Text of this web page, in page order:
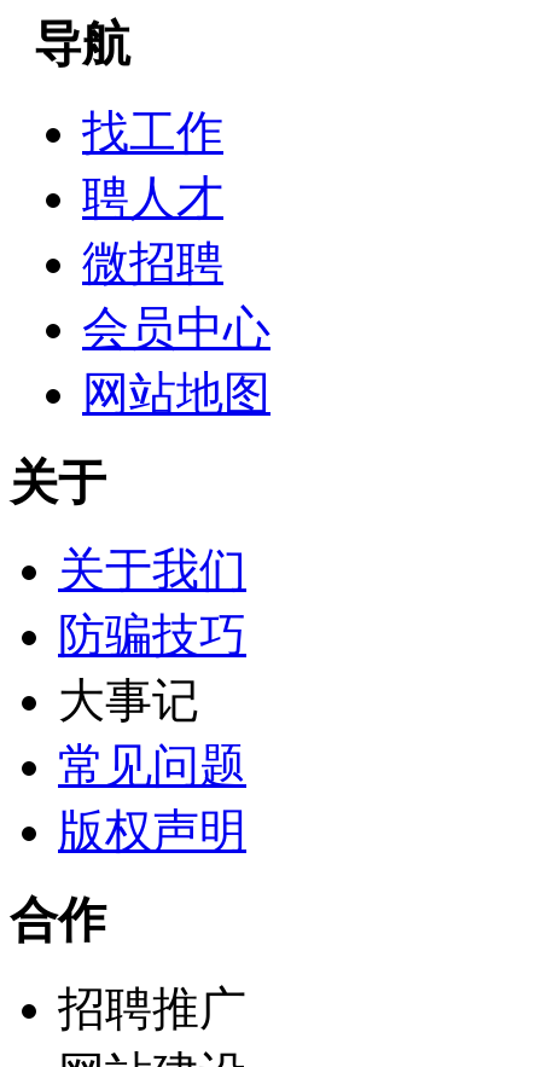
导航
找工作
聘人才
微招聘
会员中心
网站地图
关于
关于我们
防骗技巧
大事记
常见问题
版权声明
合作
招聘推广